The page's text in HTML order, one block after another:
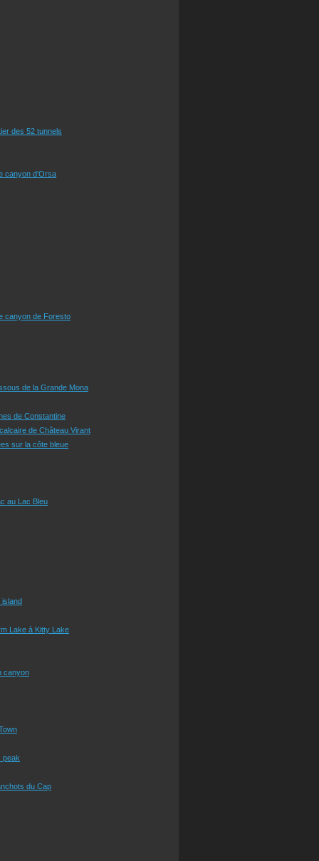
des 52 tunnels
canyon d'Orsa
canyon de Foresto
de la Grande Mona
de Constantine
de Château Virant
sur la côte bleue
au Lac Bleu
island
Lake à Kitty Lake
canyon
peak
du Cap